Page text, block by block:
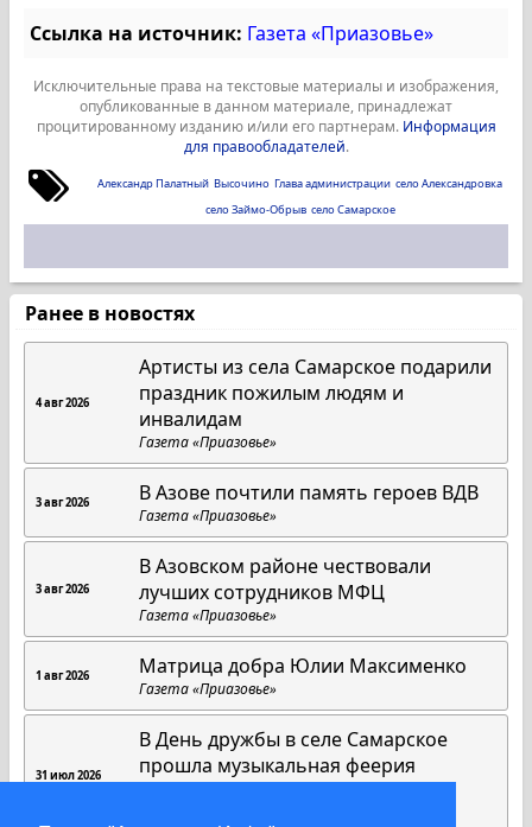
Ссылка на источник: Газета «Приазовье»
Исключительные права на текстовые материалы и изображения,
опубликованные в данном материале, принадлежат
процитированному изданию и/или его партнерам. Информация
для правообладателей.
Александр Палатный Высочино Глава администрации село Александровка
село Займо-Обрыв село Самарское
Ранее в новостях
4 авг 2026
Артисты из села Самарское подарили
праздник пожилым людям и
инвалидам
Газета «Приазовье»
3 авг 2026 В Азове почтили память героев ВДВ
Газета «Приазовье»
3 авг 2026
В Азовском районе чествовали
лучших сотрудников МФЦ
Газета «Приазовье»
1 авг 2026 Матрица добра Юлии Максименко
Газета «Приазовье»
31 июл 2026
В День дружбы в селе Самарское
прошла музыкальная феерия